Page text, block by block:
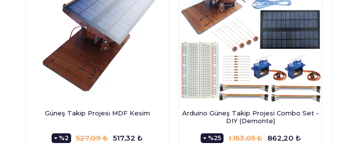
Güneş Takip Projesi MDF Kesim
%2 517,32 ₺
527,09 ₺
Arduino Güneş Takip Projesi Combo Set -
DIY (Demonte)
%25 862,20 ₺
1.153,05 ₺